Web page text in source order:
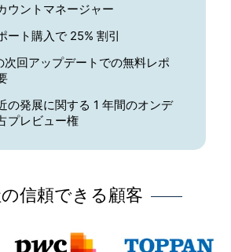
ウントマネージャー
ート購入で 25% 割引
次回アップデートでの無料レポ
の発展に関する 1 年間のオンデ
プレビュー権
信頼できる顧客